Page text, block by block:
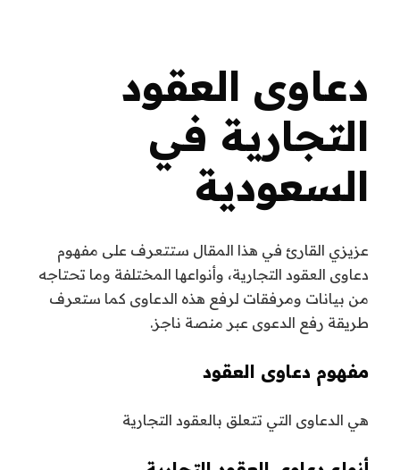
دعاوى العقود
التجارية في
السعودية
عزيزي القارئ في هذا المقال ستتعرف على مفهوم
دعاوى العقود التجارية، وأنواعها المختلفة وما تحتاجه
من بيانات ومرفقات لرفع هذه الدعاوى كما ستعرف
طريقة رفع الدعوى عبر منصة ناجز.
مفهوم دعاوى العقود
هي الدعاوى التي تتعلق بالعقود التجارية